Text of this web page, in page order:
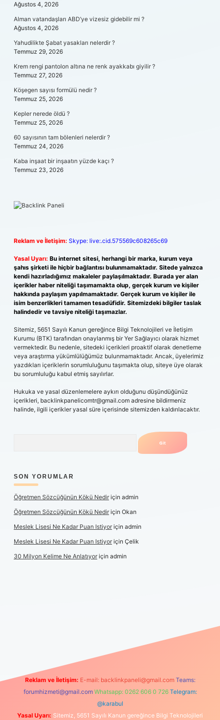
Ağustos 4, 2026
Alman vatandaşları ABD’ye vizesiz gidebilir mi ?
Ağustos 4, 2026
Yahudilikte Şabat yasakları nelerdir ?
Temmuz 29, 2026
Krem rengi pantolon altına ne renk ayakkabı giyilir ?
Temmuz 27, 2026
Köşegen sayısı formülü nedir ?
Temmuz 25, 2026
Kepler nerede öldü ?
Temmuz 25, 2026
60 sayısının tam bölenleri nelerdir ?
Temmuz 24, 2026
Kaba inşaat bir inşaatın yüzde kaçı ?
Temmuz 23, 2026
Reklam ve İletişim: Skype: live:.cid.575569c608265c69
Yasal Uyarı: Bu internet sitesi, herhangi bir marka, kurum veya
şahıs şirketi ile hiçbir bağlantısı bulunmamaktadır. Sitede yalnızca
kendi hazırladığımız makaleler paylaşılmaktadır. Burada yer alan
içerikler haber niteliği taşımamakta olup, gerçek kurum ve kişiler
hakkında paylaşım yapılmamaktadır. Gerçek kurum ve kişiler ile
isim benzerlikleri tamamen tesadüfidir. Sitemizdeki bilgiler taslak
halindedir ve tavsiye niteliği taşımazlar.
Sitemiz, 5651 Sayılı Kanun gereğince Bilgi Teknolojileri ve İletişim
Kurumu (BTK) tarafından onaylanmış bir Yer Sağlayıcı olarak hizmet
vermektedir. Bu nedenle, sitedeki içerikleri proaktif olarak denetleme
veya araştırma yükümlülüğümüz bulunmamaktadır. Ancak, üyelerimiz
yazdıkları içeriklerin sorumluluğunu taşımakta olup, siteye üye olarak
bu sorumluluğu kabul etmiş sayılırlar.
Hukuka ve yasal düzenlemelere aykırı olduğunu düşündüğünüz
içerikleri, backlinkpanelicomtr@gmail.com adresine bildirmeniz
halinde, ilgili içerikler yasal süre içerisinde sitemizden kaldırılacaktır.
SON YORUMLAR
Öğretmen Sözcüğünün Kökü Nediriçin admin
Öğretmen Sözcüğünün Kökü Nediriçin Okan
Meslek Lisesi Ne Kadar Puan Istiyoriçin admin
Meslek Lisesi Ne Kadar Puan Istiyoriçin Çelik
30 Milyon Kelime Ne Anlatıyoriçin admin
elexbetgiris.org
Reklam ve İletişim: E-mail: backlinkpaneli@gmail.com Teams:
forumhizmeti@gmail.com Whatsapp: 0262 606 0 726 Telegram:
@karabul
Yasal Uyarı: Sitemiz, 5651 Sayılı Kanun gereğince Bilgi Teknolojileri